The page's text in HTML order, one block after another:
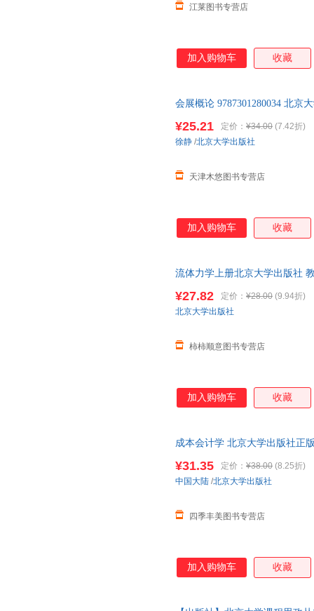
江莱图书专营店
加入购物车 收藏
会展概论 9787301280034 北京
¥25.21 定价： ¥34.00 (7.42折)
天津木悠图书专营店
徐静 /北京大学出版社
加入购物车 收藏
流体力学上册北京大学出版社
¥27.82 定价： ¥28.00 (9.94折)
柿柿顺意图书专营店
北京大学出版社
加入购物车 收藏
成本会计学 北京大学出版社正
¥31.35 定价： ¥38.00 (8.25折)
四季丰美图书专营店
中国大陆 /北京大学出版社
加入购物车 收藏